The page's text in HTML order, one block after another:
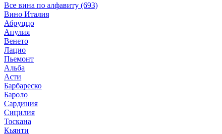
Все вина по алфавиту (693)
Вино Италия
Абруццо
Апулия
Венето
Лацио
Пьемонт
Альба
Асти
Барбареско
Бароло
Сардиния
Сицилия
Тоскана
Кьянти